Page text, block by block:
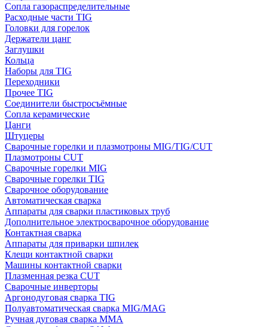
Сопла газораспределительные
Расходные части TIG
Головки для горелок
Держатели цанг
Заглушки
Кольца
Наборы для TIG
Переходники
Прочее TIG
Соединители быстросъёмные
Сопла керамические
Цанги
Штуцеры
Сварочные горелки и плазмотроны MIG/TIG/CUT
Плазмотроны CUT
Сварочные горелки MIG
Сварочные горелки TIG
Сварочное оборудование
Автоматическая сварка
Аппараты для сварки пластиковых труб
Дополнительное электросварочное оборудование
Контактная сварка
Аппараты для приварки шпилек
Клещи контактной сварки
Машины контактной сварки
Плазменная резка CUT
Сварочные инверторы
Аргонодуговая сварка TIG
Полуавтоматическая сварка MIG/MAG
Ручная дуговая сварка MMA